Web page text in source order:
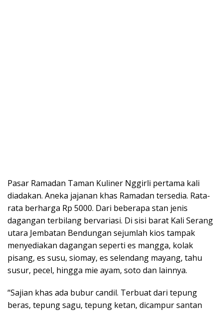
Pasar Ramadan Taman Kuliner Nggirli pertama kali
diadakan. Aneka jajanan khas Ramadan tersedia. Rata-
rata berharga Rp 5000. Dari beberapa stan jenis
dagangan terbilang bervariasi. Di sisi barat Kali Serang
utara Jembatan Bendungan sejumlah kios tampak
menyediakan dagangan seperti es mangga, kolak
pisang, es susu, siomay, es selendang mayang, tahu
susur, pecel, hingga mie ayam, soto dan lainnya.
“Sajian khas ada bubur candil. Terbuat dari tepung
beras, tepung sagu, tepung ketan, dicampur santan